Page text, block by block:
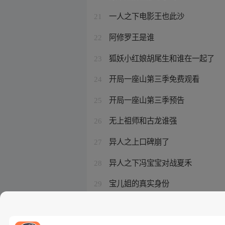
21 一人之下电影王也此沙
22 阿修罗王是谁
23 狐妖小红娘胡尾生和谁在一起了
24 开局一座山第三季免费观看
25 开局一座山第三季预告
26 无上祖师和古龙谁强
27 异人之上口碑崩了
28 异人之下冯宝宝对战夏禾
29 宝儿姐的真实身份